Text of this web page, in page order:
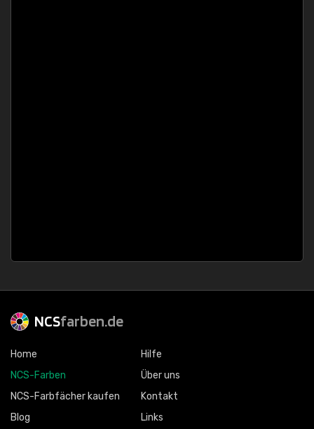
NCSfarben.de
Home
NCS-Farben
NCS-Farbfächer kaufen
Blog
Hilfe
Über uns
Kontakt
Links